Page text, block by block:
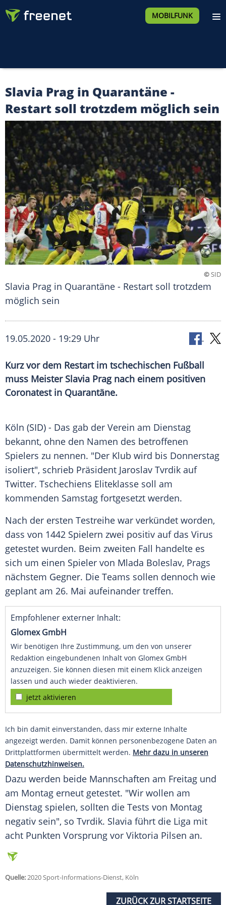
MOBILFUNK
Slavia Prag in Quarantäne -
Restart soll trotzdem möglich sein
©SID
Slavia Prag in Quarantäne - Restart soll trotzdem
möglich sein
19.05.2020 - 19:29 Uhr
Kurz vor dem Restart im tschechischen Fußball
muss Meister Slavia Prag nach einem positiven
Coronatest in Quarantäne.
Köln (SID) - Das gab der Verein am Dienstag
bekannt, ohne den Namen des betroffenen
Spielers zu nennen. "Der Klub wird bis Donnerstag
isoliert", schrieb Präsident Jaroslav Tvrdik auf
Twitter. Tschechiens Eliteklasse soll am
kommenden Samstag fortgesetzt werden.
Nach der ersten Testreihe war verkündet worden,
dass von 1442 Spielern zwei positiv auf das Virus
getestet wurden. Beim zweiten Fall handelte es
sich um einen Spieler von Mlada Boleslav, Prags
nächstem Gegner. Die Teams sollen dennoch wie
geplant am 26. Mai aufeinander treffen.
Empfohlener externer Inhalt:
Glomex GmbH
Wir benötigen Ihre Zustimmung, um den von unserer
Redaktion eingebundenen Inhalt von Glomex GmbH
anzuzeigen. Sie können diesen mit einem Klick anzeigen
lassen und auch wieder deaktivieren.
jetzt aktivieren
Ich bin damit einverstanden, dass mir externe Inhalte
angezeigt werden. Damit können personenbezogene Daten an
Drittplattformen übermittelt werden. Mehr dazu in unseren
Datenschutzhinweisen.
Dazu werden beide Mannschaften am Freitag und
am Montag erneut getestet. "Wir wollen am
Dienstag spielen, sollten die Tests von Montag
negativ sein", so Tvrdik. Slavia führt die Liga mit
acht Punkten Vorsprung vor Viktoria Pilsen an.
Quelle:2020 Sport-Informations-Dienst, Köln
ZURÜCK ZUR STARTSEITE